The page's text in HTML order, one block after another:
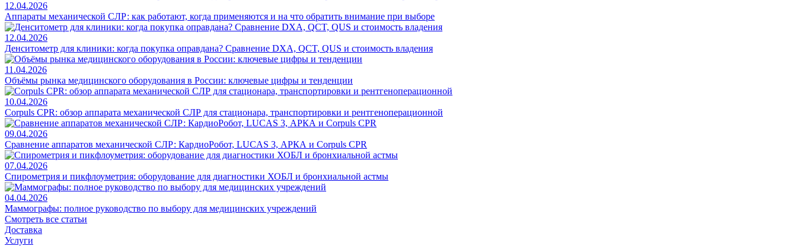
12.04.2026
Аппараты механической СЛР: как работают, когда применяются и на что обратить внимание при выборе
12.04.2026
Денситометр для клиники: когда покупка оправдана? Сравнение DXA, QCT, QUS и стоимость владения
11.04.2026
Объёмы рынка медицинского оборудования в России: ключевые цифры и тенденции
10.04.2026
Corpuls CPR: обзор аппарата механической СЛР для стационара, транспортировки и рентгеноперационной
09.04.2026
Сравнение аппаратов механической СЛР: КардиоРобот, LUCAS 3, АРКА и Corpuls CPR
07.04.2026
Спирометрия и пикфлоуметрия: оборудование для диагностики ХОБЛ и бронхиальной астмы
04.04.2026
Маммографы: полное руководство по выбору для медицинских учреждений
Смотреть все статьи
Доставка
Услуги